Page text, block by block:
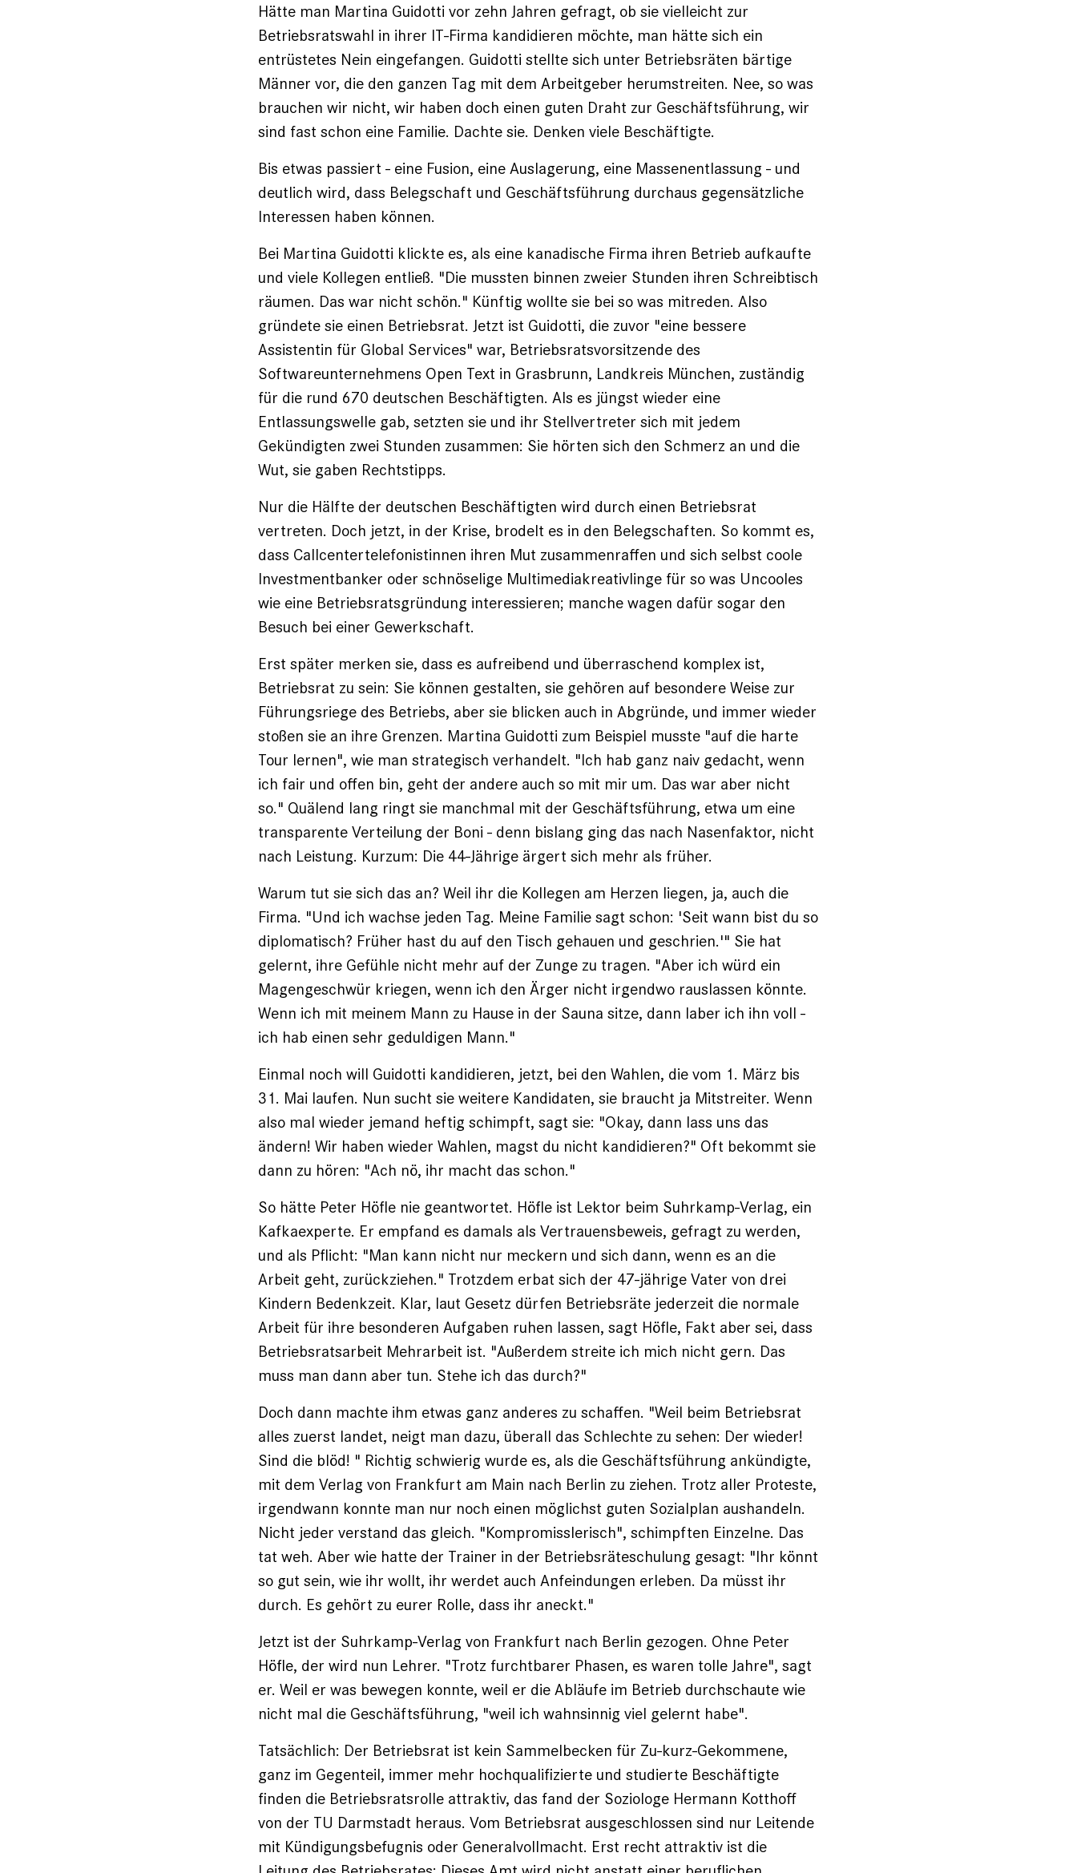
Hätte man Martina Guidotti vor zehn Jahren gefragt, ob sie vielleicht zur
Betriebsratswahl in ihrer IT-Firma kandidieren möchte, man hätte sich ein
entrüstetes Nein eingefangen. Guidotti stellte sich unter Betriebsräten bärtige
Männer vor, die den ganzen Tag mit dem Arbeitgeber herumstreiten. Nee, so was
brauchen wir nicht, wir haben doch einen guten Draht zur Geschäftsführung, wir
sind fast schon eine Familie. Dachte sie. Denken viele Beschäftigte.
Bis etwas passiert - eine Fusion, eine Auslagerung, eine Massenentlassung - und
deutlich wird, dass Belegschaft und Geschäftsführung durchaus gegensätzliche
Interessen haben können.
Bei Martina Guidotti klickte es, als eine kanadische Firma ihren Betrieb aufkaufte
und viele Kollegen entließ. "Die mussten binnen zweier Stunden ihren Schreibtisch
räumen. Das war nicht schön." Künftig wollte sie bei so was mitreden. Also
gründete sie einen Betriebsrat. Jetzt ist Guidotti, die zuvor "eine bessere
Assistentin für Global Services" war, Betriebsratsvorsitzende des
Softwareunternehmens Open Text in Grasbrunn, Landkreis München, zuständig
für die rund 670 deutschen Beschäftigten. Als es jüngst wieder eine
Entlassungswelle gab, setzten sie und ihr Stellvertreter sich mit jedem
Gekündigten zwei Stunden zusammen: Sie hörten sich den Schmerz an und die
Wut, sie gaben Rechtstipps.
Nur die Hälfte der deutschen Beschäftigten wird durch einen Betriebsrat
vertreten. Doch jetzt, in der Krise, brodelt es in den Belegschaften. So kommt es,
dass Callcentertelefonistinnen ihren Mut zusammenraffen und sich selbst coole
Investmentbanker oder schnöselige Multimediakreativlinge für so was Uncooles
wie eine Betriebsratsgründung interessieren; manche wagen dafür sogar den
Besuch bei einer Gewerkschaft.
Erst später merken sie, dass es aufreibend und überraschend komplex ist,
Betriebsrat zu sein: Sie können gestalten, sie gehören auf besondere Weise zur
Führungsriege des Betriebs, aber sie blicken auch in Abgründe, und immer wieder
stoßen sie an ihre Grenzen. Martina Guidotti zum Beispiel musste "auf die harte
Tour lernen", wie man strategisch verhandelt. "Ich hab ganz naiv gedacht, wenn
ich fair und offen bin, geht der andere auch so mit mir um. Das war aber nicht
so." Quälend lang ringt sie manchmal mit der Geschäftsführung, etwa um eine
transparente Verteilung der Boni - denn bislang ging das nach Nasenfaktor, nicht
nach Leistung. Kurzum: Die 44-Jährige ärgert sich mehr als früher.
Warum tut sie sich das an? Weil ihr die Kollegen am Herzen liegen, ja, auch die
Firma. "Und ich wachse jeden Tag. Meine Familie sagt schon: 'Seit wann bist du so
diplomatisch? Früher hast du auf den Tisch gehauen und geschrien.'" Sie hat
gelernt, ihre Gefühle nicht mehr auf der Zunge zu tragen. "Aber ich würd ein
Magengeschwür kriegen, wenn ich den Ärger nicht irgendwo rauslassen könnte.
Wenn ich mit meinem Mann zu Hause in der Sauna sitze, dann laber ich ihn voll -
ich hab einen sehr geduldigen Mann."
Einmal noch will Guidotti kandidieren, jetzt, bei den Wahlen, die vom 1. März bis
31. Mai laufen. Nun sucht sie weitere Kandidaten, sie braucht ja Mitstreiter. Wenn
also mal wieder jemand heftig schimpft, sagt sie: "Okay, dann lass uns das
ändern! Wir haben wieder Wahlen, magst du nicht kandidieren?" Oft bekommt sie
dann zu hören: "Ach nö, ihr macht das schon."
So hätte Peter Höfle nie geantwortet. Höfle ist Lektor beim Suhrkamp-Verlag, ein
Kafkaexperte. Er empfand es damals als Vertrauensbeweis, gefragt zu werden,
und als Pflicht: "Man kann nicht nur meckern und sich dann, wenn es an die
Arbeit geht, zurückziehen." Trotzdem erbat sich der 47-jährige Vater von drei
Kindern Bedenkzeit. Klar, laut Gesetz dürfen Betriebsräte jederzeit die normale
Arbeit für ihre besonderen Aufgaben ruhen lassen, sagt Höfle, Fakt aber sei, dass
Betriebsratsarbeit Mehrarbeit ist. "Außerdem streite ich mich nicht gern. Das
muss man dann aber tun. Stehe ich das durch?"
Doch dann machte ihm etwas ganz anderes zu schaffen. "Weil beim Betriebsrat
alles zuerst landet, neigt man dazu, überall das Schlechte zu sehen: Der wieder!
Sind die blöd! " Richtig schwierig wurde es, als die Geschäftsführung ankündigte,
mit dem Verlag von Frankfurt am Main nach Berlin zu ziehen. Trotz aller Proteste,
irgendwann konnte man nur noch einen möglichst guten Sozialplan aushandeln.
Nicht jeder verstand das gleich. "Kompromisslerisch", schimpften Einzelne. Das
tat weh. Aber wie hatte der Trainer in der Betriebsräteschulung gesagt: "Ihr könnt
so gut sein, wie ihr wollt, ihr werdet auch Anfeindungen erleben. Da müsst ihr
durch. Es gehört zu eurer Rolle, dass ihr aneckt."
Jetzt ist der Suhrkamp-Verlag von Frankfurt nach Berlin gezogen. Ohne Peter
Höfle, der wird nun Lehrer. "Trotz furchtbarer Phasen, es waren tolle Jahre", sagt
er. Weil er was bewegen konnte, weil er die Abläufe im Betrieb durchschaute wie
nicht mal die Geschäftsführung, "weil ich wahnsinnig viel gelernt habe".
Tatsächlich: Der Betriebsrat ist kein Sammelbecken für Zu-kurz-Gekommene,
ganz im Gegenteil, immer mehr hochqualifizierte und studierte Beschäftigte
finden die Betriebsratsrolle attraktiv, das fand der Soziologe Hermann Kotthoff
von der TU Darmstadt heraus. Vom Betriebsrat ausgeschlossen sind nur Leitende
mit Kündigungsbefugnis oder Generalvollmacht. Erst recht attraktiv ist die